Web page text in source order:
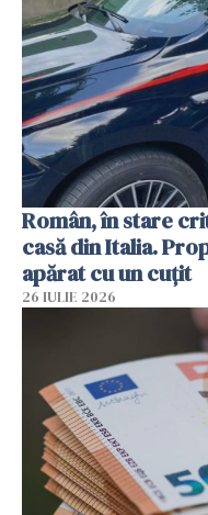
Român, în stare
casă din Italia.
apărat cu un cuțit
26 IULIE 2026